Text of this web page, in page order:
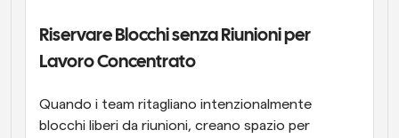
Riservare Blocchi senza Riunioni per
Lavoro Concentrato
Quando i team ritagliano intenzionalmente
blocchi liberi da riunioni, creano spazio per